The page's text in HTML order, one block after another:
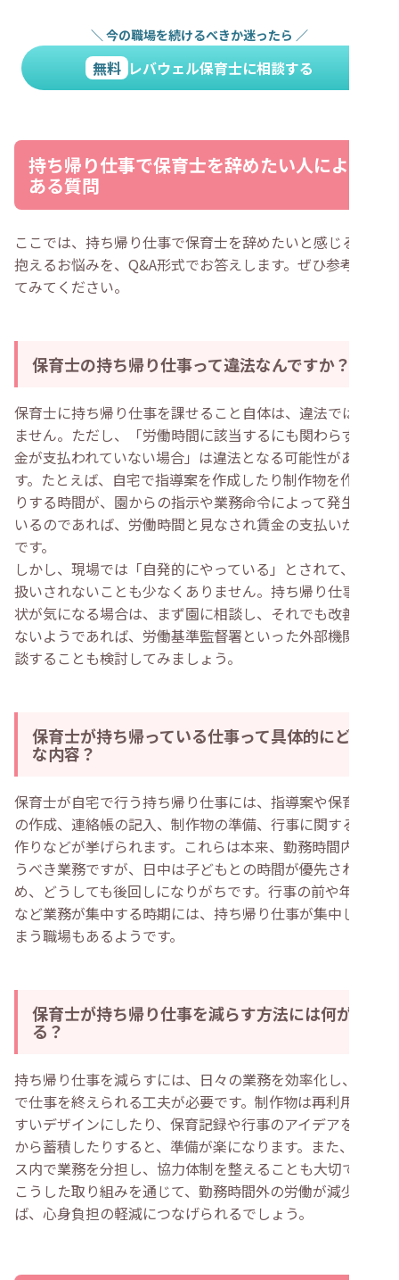
＼ 今の職場を続けるべきか迷ったら ／
無料 レバウェル保育士に相談する
持ち帰り仕事で保育士を辞めたい人によく
ある質問
ここでは、持ち帰り仕事で保育士を辞めたいと感じる人が
抱えるお悩みを、Q&A形式でお答えします。ぜひ参考にし
てみてください。
保育士の持ち帰り仕事って違法なんですか？
保育士に持ち帰り仕事を課せること自体は、違法ではあり
ません。ただし、「労働時間に該当するにも関わらず、賃
金が支払われていない場合」は違法となる可能性がありま
す。たとえば、自宅で指導案を作成したり制作物を作った
りする時間が、園からの指示や業務命令によって発生して
いるのであれば、労働時間と見なされ賃金の支払いが必要
です。
しかし、現場では「自発的にやっている」とされて、残業
扱いされないことも少なくありません。持ち帰り仕事の現
状が気になる場合は、まず園に相談し、それでも改善され
ないようであれば、労働基準監督署といった外部機関に相
談することも検討してみましょう。
保育士が持ち帰っている仕事って具体的にどん
な内容？
保育士が自宅で行う持ち帰り仕事には、指導案や保育計画
の作成、連絡帳の記入、制作物の準備、行事に関する資料
作りなどが挙げられます。これらは本来、勤務時間内に行
うべき業務ですが、日中は子どもとの時間が優先されるた
め、どうしても後回しになりがちです。行事の前や年度末
など業務が集中する時期には、持ち帰り仕事が集中してし
まう職場もあるようです。
保育士が持ち帰り仕事を減らす方法には何があ
る？
持ち帰り仕事を減らすには、日々の業務を効率化し、園内
で仕事を終えられる工夫が必要です。制作物は再利用しや
すいデザインにしたり、保育記録や行事のアイデアを日頃
から蓄積したりすると、準備が楽になります。また、クラ
ス内で業務を分担し、協力体制を整えることも大切です。
こうした取り組みを通じて、勤務時間外の労働が減少すれ
ば、心身負担の軽減につなげられるでしょう。